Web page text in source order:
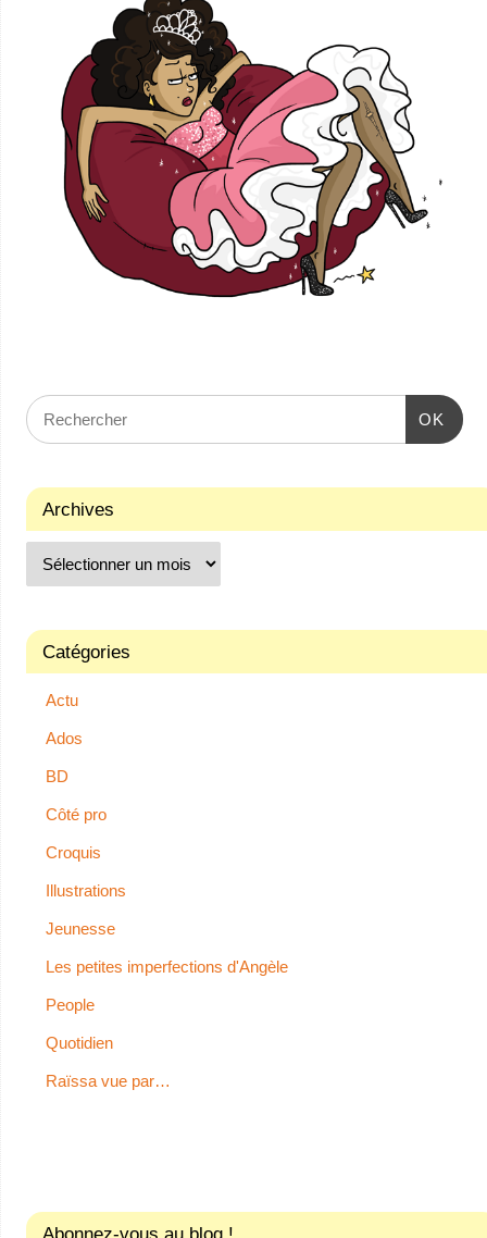
OK
Archives
Catégories
Actu
Ados
BD
Côté pro
Croquis
Illustrations
Jeunesse
Les petites imperfections d'Angèle
People
Quotidien
Raïssa vue par…
Abonnez-vous au blog !